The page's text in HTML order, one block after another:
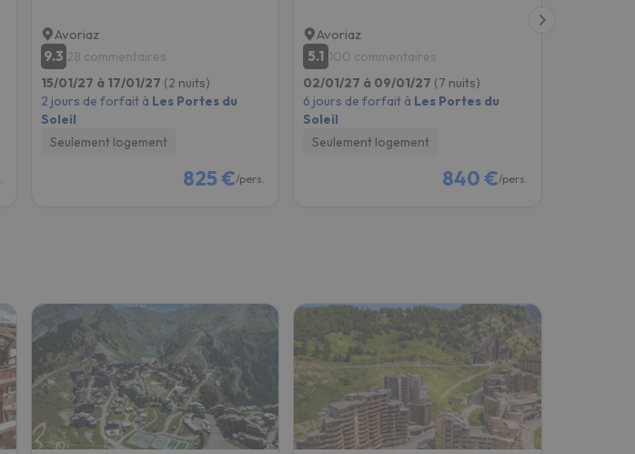
Avoriaz
9.3 28 commentaires
15/01/27 à 17/01/27 (2 nuits)
2 jours de forfait à Les Portes du
Soleil
Seulement logement
825 €/pers.
Avoriaz
5.1 100 commentaires
02/01/27 à 09/01/27 (7 nuits)
6 jours de forfait à Les Portes du
Soleil
Seulement logement
840 €/pers.